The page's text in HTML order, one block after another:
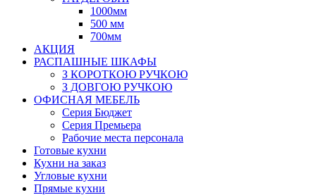
1000мм
500 мм
700мм
АКЦИЯ
РАСПАШНЫЕ ШКАФЫ
З КОРОТКОЮ РУЧКОЮ
З ДОВГОЮ РУЧКОЮ
ОФИСНАЯ МЕБЕЛЬ
Серия Бюджет
Серия Премьера
Рабочие места персонала
Готовые кухни
Кухни на заказ
Угловые кухни
Прямые кухни